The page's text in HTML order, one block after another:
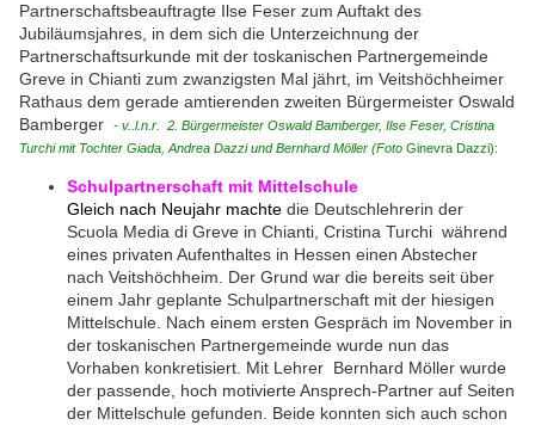
Partnerschaftsbeauftragte Ilse Feser zum Auftakt des
Jubiläumsjahres, in dem sich die Unterzeichnung der
Partnerschaftsurkunde mit der toskanischen Partnergemeinde
Greve in Chianti zum zwanzigsten Mal jährt, im Veitshöchheimer
Rathaus dem gerade amtierenden zweiten Bürgermeister Oswald
Bamberger
- v..l.n.r. 2. Bürgermeister Oswald Bamberger, Ilse Feser, Cristina
Turchi mit Tochter Giada, Andrea Dazzi und Bernhard Möller (Foto Ginevra Dazzi):
Schulpartnerschaft mit Mittelschule
Gleich nach Neujahr machte die Deutschlehrerin der
Scuola Media di Greve in Chianti, Cristina Turchi während
eines privaten Aufenthaltes in Hessen einen Abstecher
nach Veitshöchheim. Der Grund war die bereits seit über
einem Jahr geplante Schulpartnerschaft mit der hiesigen
Mittelschule. Nach einem ersten Gespräch im November in
der toskanischen Partnergemeinde wurde nun das
Vorhaben konkretisiert. Mit Lehrer Bernhard Möller wurde
der passende, hoch motivierte Ansprech-Partner auf Seiten
der Mittelschule gefunden. Beide konnten sich auch schon